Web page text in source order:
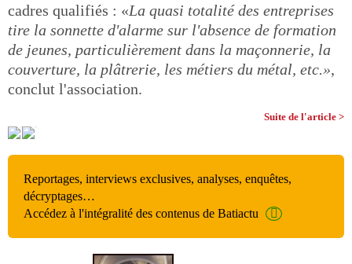
cadres qualifiés : «La quasi totalité des entreprises
tire la sonnette d'alarme sur l'absence de formation
de jeunes, particulièrement dans la maçonnerie, la
couverture, la plâtrerie, les métiers du métal, etc.»,
conclut l'association.
Suite de l'article >
Reportages, interviews exclusives, analyses, enquêtes,
décryptages…
Accédez à l'intégralité des contenus de Batiactu